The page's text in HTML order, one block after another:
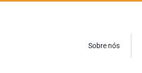
Sobre nós